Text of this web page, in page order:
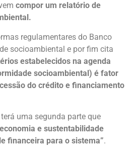
compor um relatório de
regulamentares do Banco
socioambiental e por fim cita
estabelecidos na agenda
socioambiental) é fator
do crédito e financiamento
uma segunda parte que
e sustentabilidade
financeira para o sistema”.